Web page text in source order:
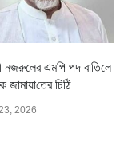
নজরু‌লের এম‌পি পদ বা‌তি‌লে
জামায়া‌তের চি‌ঠি
2026